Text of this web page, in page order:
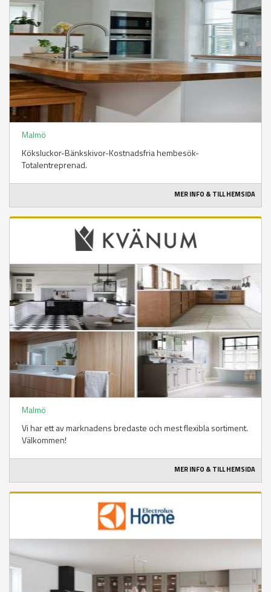
Malmö
Köksluckor-Bänkskivor-Kostnadsfria hembesök-
Totalentreprenad.
MER INFO & TILL HEMSIDA
Malmö
Vi har ett av marknadens bredaste och mest flexibla sortiment.
Välkommen!
MER INFO & TILL HEMSIDA